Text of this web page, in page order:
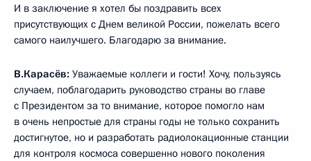
И в заключение я хотел бы поздравить всех
присутствующих с Днем великой России, пожелать всего
самого наилучшего. Благодарю за внимание.
В.Карасёв: Уважаемые коллеги и гости! Хочу, пользуясь
случаем, поблагодарить руководство страны во главе
с Президентом за то внимание, которое помогло нам
в очень непростые для страны годы не только сохранить
достигнутое, но и разработать радиолокационные станции
для контроля космоса совершенно нового поколения